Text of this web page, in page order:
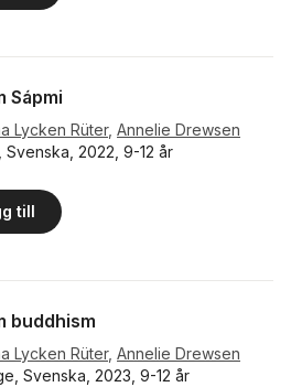
Sápmi
Lycken Rüter, Annelie Drewsen
Svenska, 2022, 9-12 år
till
buddhism
Lycken Rüter, Annelie Drewsen
Svenska, 2023, 9-12 år